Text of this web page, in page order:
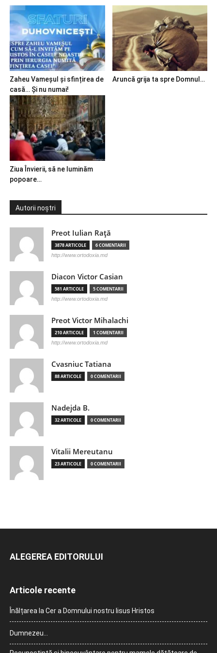
Zaheu Vameșul și sfințirea de
casă… Și nu numai!
Aruncă grija ta spre Domnul…
Ziua Învierii, să ne luminăm
popoare…
Autorii noștri
Preot Iulian Raţă
3878 ARTICOLE 6 COMENTARII
http://www.ortodoxia.md
Diacon Victor Casian
581 ARTICOLE 5 COMENTARII
http://www.ortodoxia.md
Preot Victor Mihalachi
210 ARTICOLE 1 COMENTARII
http://www.ortodoxia.md
Cvasniuc Tatiana
88 ARTICOLE 0 COMENTARII
Nadejda B.
32 ARTICOLE 0 COMENTARII
Vitalii Mereutanu
23 ARTICOLE 0 COMENTARII
ALEGEREA EDITORULUI
Articole recente
Înălțarea la Cer a Domnului nostru Iisus Hristos
Dumnezeu…